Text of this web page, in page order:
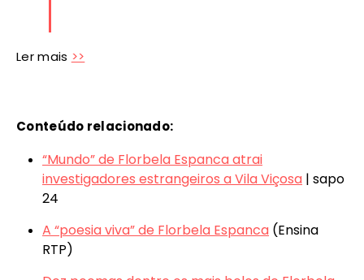
Ler mais >>
Conteúdo relacionado:
“Mundo” de Florbela Espanca atrai
investigadores estrangeiros a Vila Viçosa | sapo
24
A “poesia viva” de Florbela Espanca (Ensina
RTP)